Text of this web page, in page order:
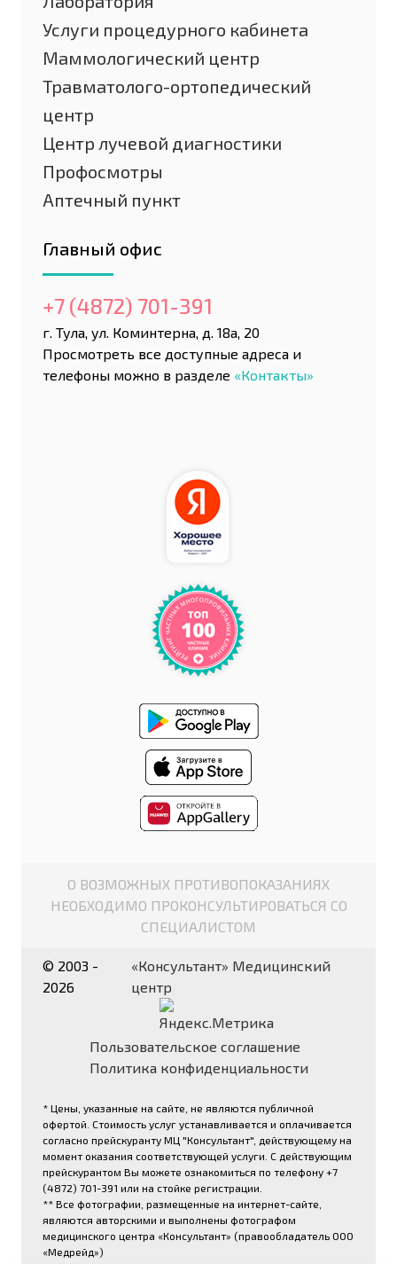
Услуги процедурного кабинета
Маммологический центр
Травматолого-ортопедический
центр
Центр лучевой диагностики
Профосмотры
Аптечный пункт
Главный офис
+7 (4872) 701-391
г. Тула, ул. Коминтерна, д. 18а, 20
Просмотреть все доступные адреса и
телефоны можно в разделе «Контакты»
О ВОЗМОЖНЫХ ПРОТИВОПОКАЗАНИЯХ
НЕОБХОДИМО ПРОКОНСУЛЬТИРОВАТЬСЯ СО
СПЕЦИАЛИСТОМ
© 2003 -
2026
«Консультант» Медицинский
центр
Пользовательское соглашение
Политика конфиденциальности
* Цены, указанные на сайте, не являются публичной
офертой. Стоимость услуг устанавливается и оплачивается
согласно прейскуранту МЦ "Консультант", действующему на
момент оказания соответствующей услуги. С действующим
прейскурантом Вы можете ознакомиться по телефону +7
(4872) 701-391 или на стойке регистрации.
** Все фотографии, размещенные на интернет-сайте,
являются авторскими и выполнены фотографом
медицинского центра «Консультант» (правообладатель ООО
«Медрейд»)